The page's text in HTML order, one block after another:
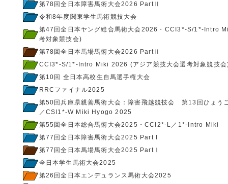
第78回全日本障害馬術大会2026 PartⅡ
令和8年度関東学生馬術競技大会
第47回全日本ヤング総合馬術大会2026・CCI3*-S/1*-Intro
考対象競技会)
第78回全日本馬場馬術大会2026 PartⅡ
CCI3*-S/1*-Intro Miki 2026 (アジア競技大会選考対象競技
第10回 全日本高校生自馬選手権大会
RRCファイナル2025
第50回兵庫県親善馬術大会：障害飛越競技会 第13回ひょう
／CSI1*-W Miki Hyogo 2025
第55回全日本総合馬術大会2025・CCI2*-L／1*-Intro Miki
第77回全日本障害馬術大会2025 Part I
第77回全日本馬場馬術大会2025 PartⅠ
全日本学生馬術大会2025
第26回全日本エンデュランス馬術大会2025